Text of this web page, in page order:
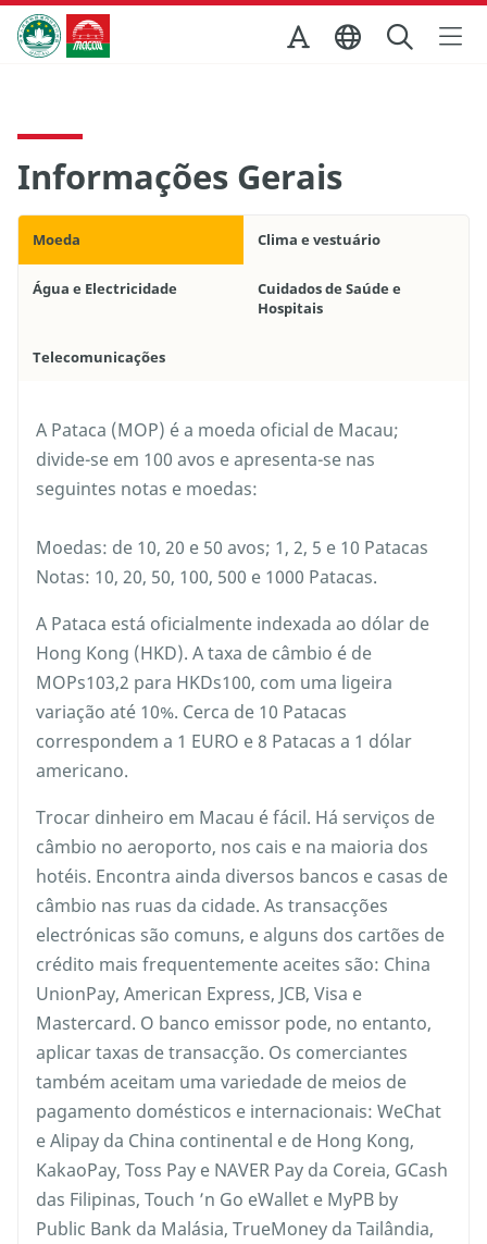
Ir para o conteúdo principal
Direcção dos Serviços de Turismo
Informações Gerais
Moeda Clima e vestuário
Água e Electricidade
Cuidados de Saúde e
Hospitais
Telecomunicações
A Pataca (MOP) é a moeda oficial de Macau;
divide-se em 100 avos e apresenta-se nas
seguintes notas e moedas:
Moedas: de 10, 20 e 50 avos; 1, 2, 5 e 10 Patacas
Notas: 10, 20, 50, 100, 500 e 1000 Patacas.
A Pataca está oficialmente indexada ao dólar de
Hong Kong (HKD). A taxa de câmbio é de
MOPs103,2 para HKDs100, com uma ligeira
variação até 10%. Cerca de 10 Patacas
correspondem a 1 EURO e 8 Patacas a 1 dólar
americano.
Trocar dinheiro em Macau é fácil. Há serviços de
câmbio no aeroporto, nos cais e na maioria dos
hotéis. Encontra ainda diversos bancos e casas de
câmbio nas ruas da cidade. As transacções
electrónicas são comuns, e alguns dos cartões de
crédito mais frequentemente aceites são: China
UnionPay, American Express, JCB, Visa e
Mastercard. O banco emissor pode, no entanto,
aplicar taxas de transacção. Os comerciantes
também aceitam uma variedade de meios de
pagamento domésticos e internacionais: WeChat
e Alipay da China continental e de Hong Kong,
KakaoPay, Toss Pay e NAVER Pay da Coreia, GCash
das Filipinas, Touch ’n Go eWallet e MyPB by
Public Bank da Malásia, TrueMoney da Tailândia,